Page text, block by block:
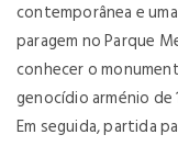
contemporânea e
paragem no Parque
conhecer o
genocídio arménio de
Em seguida, partida